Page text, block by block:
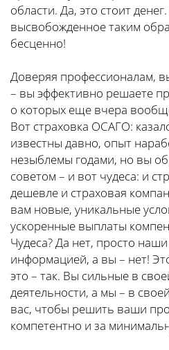
области. Да, это стоит
высвобожденное таким
бесценно!
Доверяя профессионалам,
– вы эффективно решаете
о которых еще вчера
Вот страховка ОСАГО:
известны давно, опыт
незыблемы годами, но вы
советом – и вот чудеса: и
дешевле и страховая
вам новые, уникальные
ускоренные выплаты
Чудеса? Да нет, просто
информацией, а вы – нет!
это – так. Вы сильные в
деятельности, а мы – в
вас, чтобы решить ваши
компетентно и за